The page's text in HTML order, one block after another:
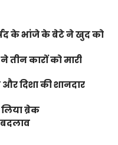
के भांजे के बेटे ने खुद को
तीन कारों को मारी
दिशा की शानदार
ब्रेक